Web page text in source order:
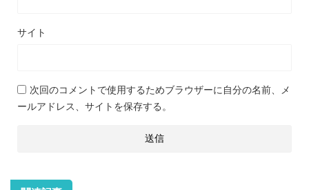
サイト
次回のコメントで使用するためブラウザーに自分の名前、メ
ールアドレス、サイトを保存する。